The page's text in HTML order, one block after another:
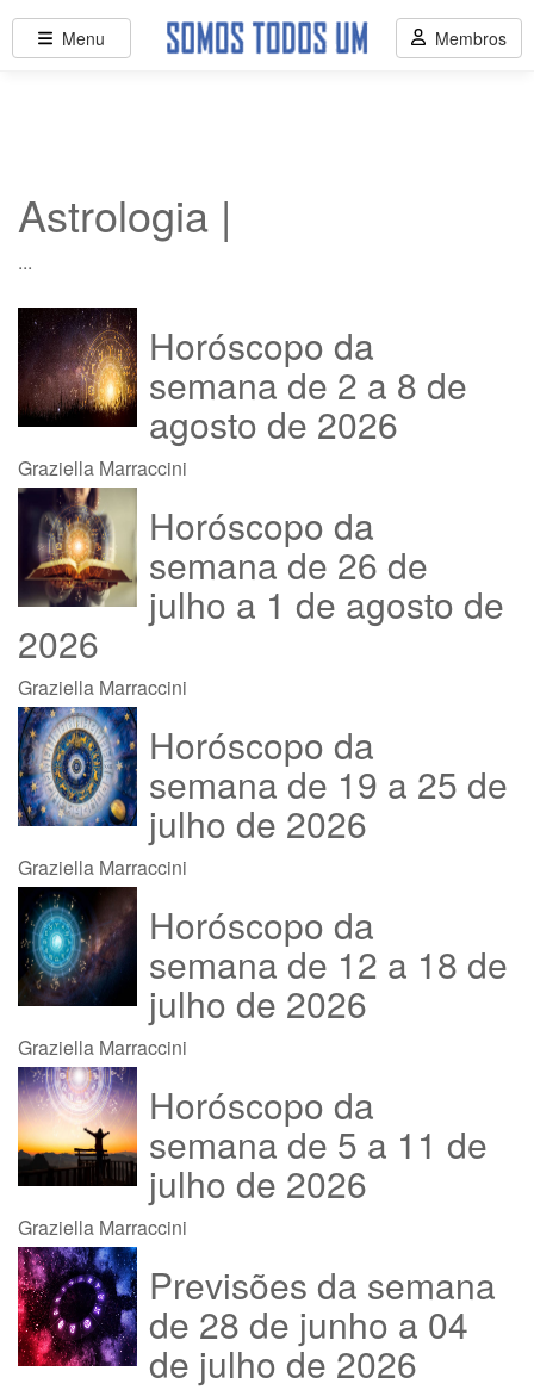
Astrologia |
...
Horóscopo da
semana de 2 a 8 de
agosto de 2026
Graziella Marraccini
Horóscopo da
semana de 26 de
julho a 1 de agosto de
2026
Graziella Marraccini
Horóscopo da
semana de 19 a 25 de
julho de 2026
Graziella Marraccini
Horóscopo da
semana de 12 a 18 de
julho de 2026
Graziella Marraccini
Horóscopo da
semana de 5 a 11 de
julho de 2026
Graziella Marraccini
Previsões da semana
de 28 de junho a 04
de julho de 2026
Menu Membros